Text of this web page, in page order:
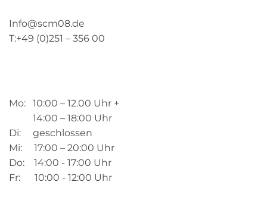
Info@scm08.de
T:+49 (0)251 – 356 00
Mo: 10:00 – 12.00 Uhr +
14:00 – 18:00 Uhr
Di: geschlossen
Mi: 17:00 – 20:00 Uhr
Do: 14:00 - 17:00 Uhr
Fr: 10:00 - 12:00 Uhr